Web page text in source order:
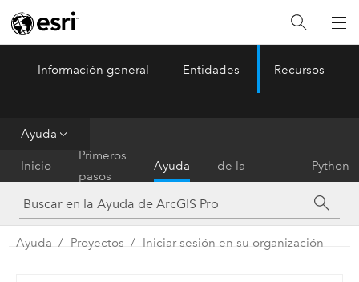
ArcGIS Pro Menu
Información general Entidades Recursos
Ayuda
Inicio
Primeros
pasos
Ayuda
de la
herramienta
Python
Ayuda Proyectos Iniciar sesión en su organización